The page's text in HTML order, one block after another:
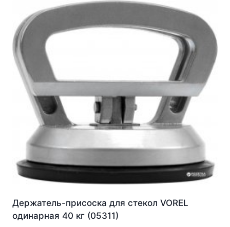
Держатель-присоска для стекол VOREL
одинарная 40 кг (05311)